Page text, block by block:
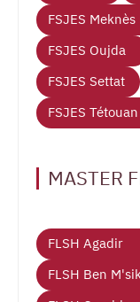
FSJES Meknès
FSJES Oujda
FSJES Settat
FSJES Tétouan
MASTER
FLSH Agadir
FLSH Ben